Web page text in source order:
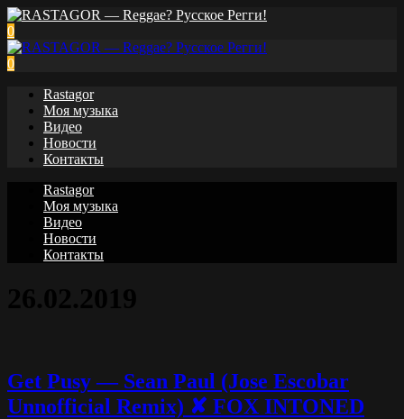
0
0
Rastagor
Моя музыка
Видео
Новости
Контакты
Rastagor
Моя музыка
Видео
Новости
Контакты
Get Pusy — Sean Paul (Jose Escobar
Unnofficial Remix) ✘ FOX INTONED